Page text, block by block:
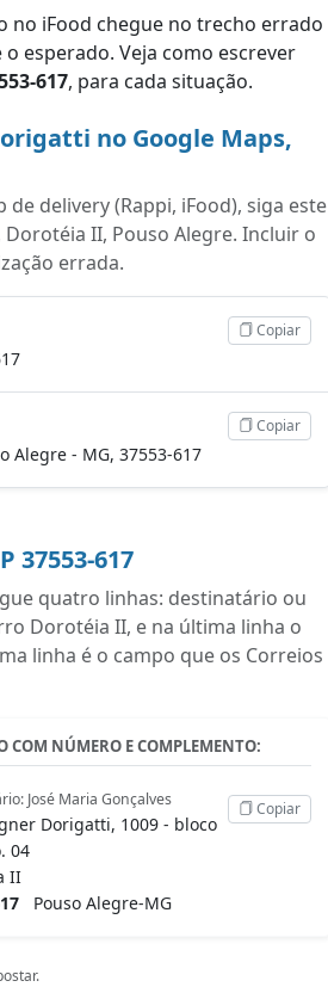
no iFood chegue no trecho errado
esperado. Veja como escrever
617, para cada situação.
no Google Maps,
delivery (Rappi, iFood), siga este
II, Pouso Alegre. Incluir o
errada.
Copiar
Alegre - MG, 37553-617
Copiar
37553-617
quatro linhas: destinatário ou
Dorotéia II, e na última linha o
linha é o campo que os Correios
COM NÚMERO E COMPLEMENTO:
José Maria Gonçalves
Dorigatti, 1009 - bloco
04
II
Pouso Alegre-MG
Copiar